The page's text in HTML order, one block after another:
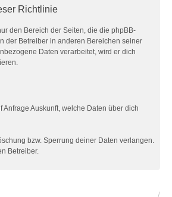
Richtlinie
den Bereich der Seiten, die die phpBB-
der Betreiber in anderen Bereichen seiner
Daten verarbeitet, wird er dich
Anfrage Auskunft, welche Daten über dich
bzw. Sperrung deiner Daten verlangen.
Betreiber.